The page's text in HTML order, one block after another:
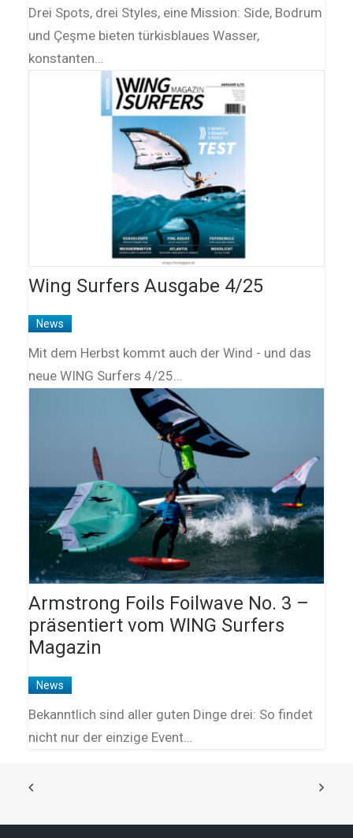
Drei Spots, drei Styles, eine Mission: Side, Bodrum
und Çeşme bieten türkisblaues Wasser,
konstanten…
Wing Surfers Ausgabe 4/25
News
Mit dem Herbst kommt auch der Wind - und das
neue WING Surfers 4/25…
Armstrong Foils Foilwave No. 3 –
präsentiert vom WING Surfers
Magazin
News
Bekanntlich sind aller guten Dinge drei: So findet
nicht nur der einzige Event…